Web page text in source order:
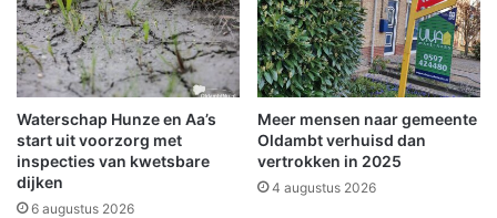
o
e
s
o
p
h
e
t
M
r
t
c
o
m
p
l
e
x
Waterschap Hunze en Aa’s
start uit voorzorg met
inspecties van kwetsbare
dijken
6 augustus 2026
Meer mensen naar gemeente
Oldambt verhuisd dan
vertrokken in 2025
4 augustus 2026